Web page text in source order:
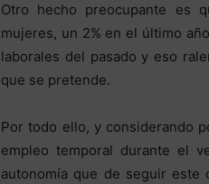
Otro hecho preocupante es
mujeres, un 2% en el último
laborales del pasado y eso
que se pretende.
Por todo ello, y considerando
empleo temporal durante el
autonomía que de seguir este